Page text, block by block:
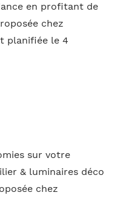
en profitant de
chez
planifiée le 4
sur votre
& luminaires déco
chez